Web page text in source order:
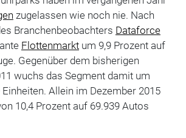
zugelassen wie noch nie. Nach
Branchenbeobachters Dataforce
Flottenmarktum 9,9 Prozent auf
Gegenüber dem bisherigen
wuchs das Segment damit um
Allein im Dezember 2015
10,4 Prozent auf 69.939 Autos